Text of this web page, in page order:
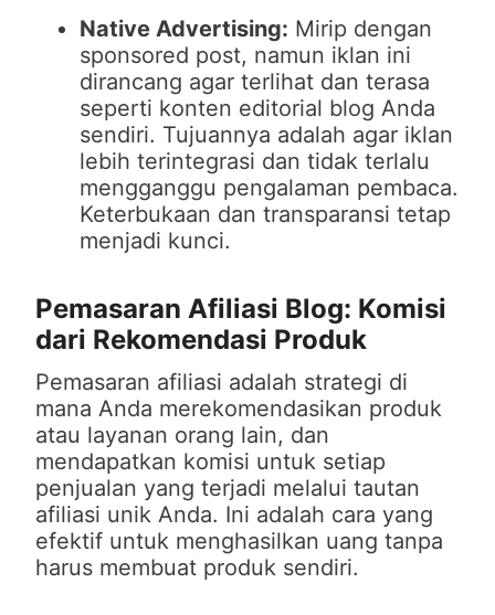
Native Advertising: Mirip dengan
sponsored post, namun iklan ini
dirancang agar terlihat dan terasa
seperti konten editorial blog Anda
sendiri. Tujuannya adalah agar iklan
lebih terintegrasi dan tidak terlalu
mengganggu pengalaman pembaca.
Keterbukaan dan transparansi tetap
menjadi kunci.
Pemasaran Afiliasi Blog: Komisi
dari Rekomendasi Produk
Pemasaran afiliasi adalah strategi di
mana Anda merekomendasikan produk
atau layanan orang lain, dan
mendapatkan komisi untuk setiap
penjualan yang terjadi melalui tautan
afiliasi unik Anda. Ini adalah cara yang
efektif untuk menghasilkan uang tanpa
harus membuat produk sendiri.